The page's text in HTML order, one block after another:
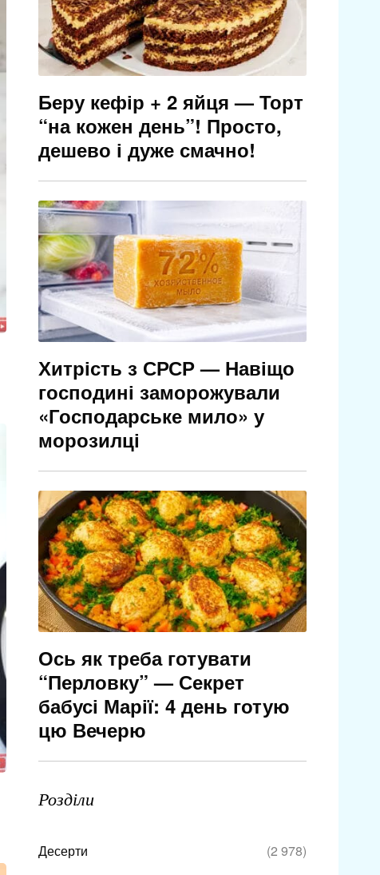
Беру кефір + 2 яйця — Торт
“на кожен день”! Просто,
дешево і дуже смачно!
Хитрість з СРСР — Навіщо
господині заморожували
«Господарське мило» у
морозилці
Ось як треба готувати
“Перловку” — Секрет
бабусі Марії: 4 день готую
цю Вечерю
Розділи
Десерти
(2 978)